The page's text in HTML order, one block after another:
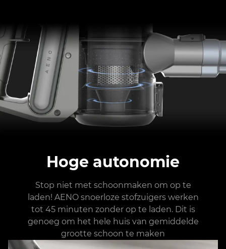
Hoge autonomie
Stop niet met schoonmaken om op te
laden! AENO snoerloze stofzuigers werken
tot 45 minuten zonder op te laden. Dit is
genoeg om het hele huis van gemiddelde
grootte schoon te maken